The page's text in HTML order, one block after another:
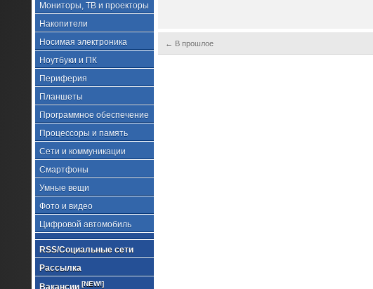
Мониторы, ТВ и проекторы
Накопители
Носимая электроника
Ноутбуки и ПК
Периферия
Планшеты
Программное обеспечение
Процессоры и память
Сети и коммуникации
Смартфоны
Умные вещи
Фото и видео
Цифровой автомобиль
RSS/Социальные сети
Рассылка
Вакансии [NEW!]
← В прошлое